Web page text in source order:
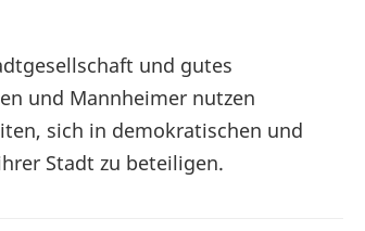
und gutes
und Mannheimer nutzen
sich in demokratischen und
Stadt zu beteiligen.